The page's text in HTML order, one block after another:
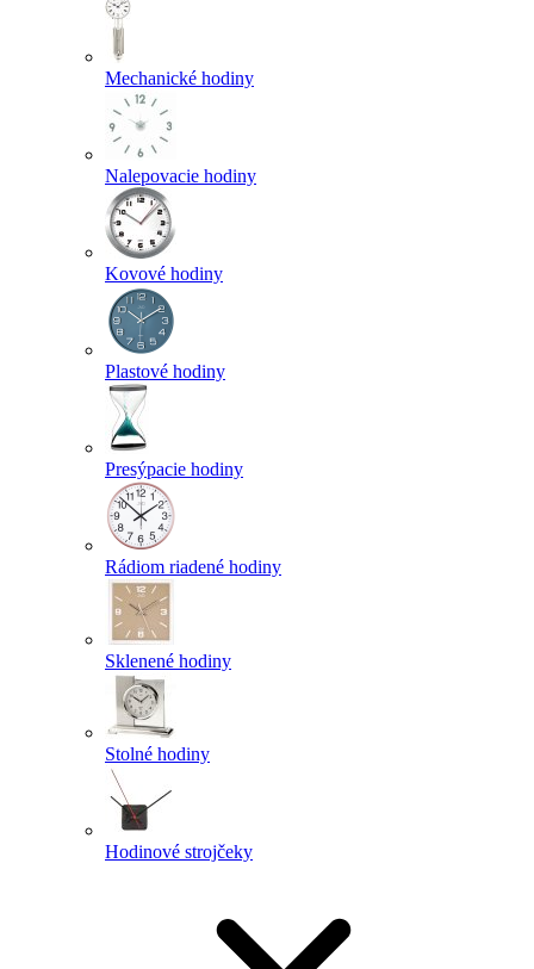
Mechanické hodiny
Nalepovacie hodiny
Kovové hodiny
Plastové hodiny
Presýpacie hodiny
Rádiom riadené hodiny
Sklenené hodiny
Stolné hodiny
Hodinové strojčeky